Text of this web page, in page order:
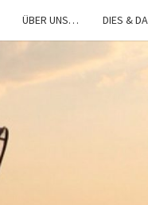
ÜBER UNS… DIES &